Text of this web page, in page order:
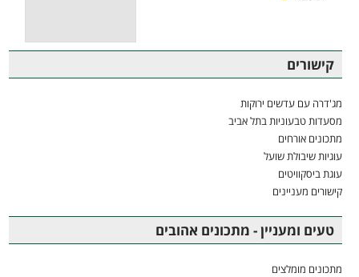
קישורים
מג'דרה עם עדשים ירוקות
מסעדות טבעוניות בתל אביב
מתכונים אורחים
עוגיות שיבולת שועל
עוגת ביסקוויטים
קישורים מעניינים
טעים ומעניין - מתכונים אהובים
מתכונים מומלצים